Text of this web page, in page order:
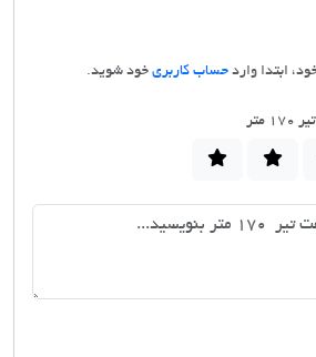
ابتدا وارد حساب کاربری خود شوید.